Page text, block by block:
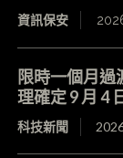
資訊保安
限時一個月過
理確定 9 月 4
科技新聞